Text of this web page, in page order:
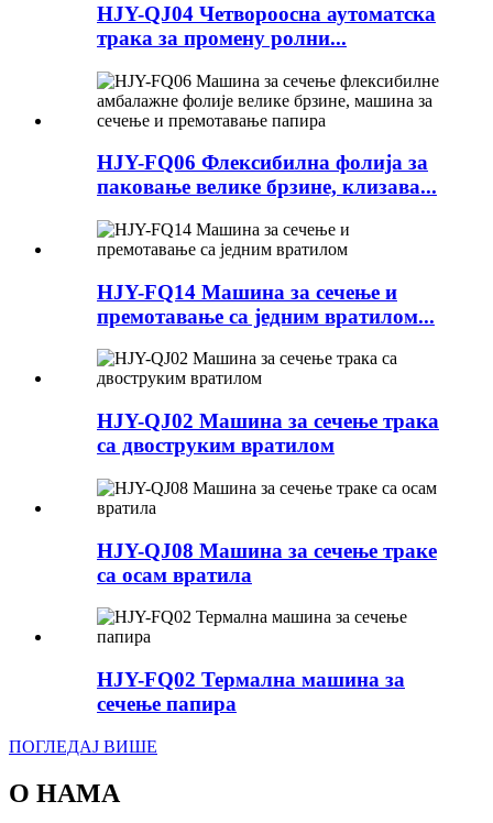
HJY-QJ04 Четвороосна аутоматска
трака за промену ролни...
HJY-FQ06 Флексибилна фолија за
паковање велике брзине, клизава...
HJY-FQ14 Машина за сечење и
премотавање са једним вратилом...
HJY-QJ02 Машина за сечење трака
са двоструким вратилом
HJY-QJ08 Машина за сечење траке
са осам вратила
HJY-FQ02 Термална машина за
сечење папира
ПОГЛЕДАЈ ВИШЕ
О НАМА